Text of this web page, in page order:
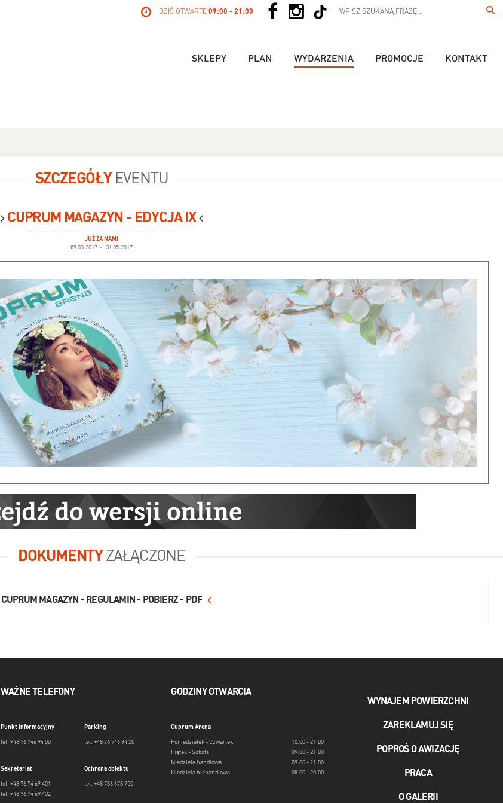
DZIŚ OTWARTE 09:00 - 21:00
SKLEPY PLAN WYDARZENIA PROMOCJE KONTAKT
SZCZEGÓŁYEVENTU
CUPRUM MAGAZYN - EDYCJA IX
JUŻ ZA NAMI
09 03.2017 - 31 05.2017
DOKUMENTY ZAŁĄCZONE
CUPRUM MAGAZYN - REGULAMIN - POBIERZ - PDF
WAŻNE TELEFONY
Punkt informacyjny
tel. +48 76 746 94 00
Parking
tel. +48 76 746 94 20
Sekretariat
tel. +48 76 74 69 401
tel. +48 76 74 69 402
Ochrona obiektu
tel. +48 786 678 750
GODZINY OTWARCIA
Cuprum Arena
Poniedziałek - Czwartek
10.00 - 21.00
Piątek - Sobota
09.00 - 21.00
Niedziela handlowa
09.00 - 21.00
Niedziela niehandlowa
08.00 - 20.00
WYNAJEM POWIERZCHNI
ZAREKLAMUJ SIĘ
POPROŚ O AWIZACJĘ
PRACA
O GALERII